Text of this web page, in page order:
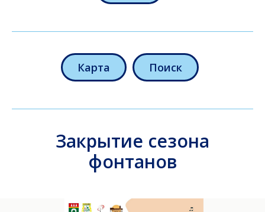
Карта Поиск
Закрытие сезона
фонтанов